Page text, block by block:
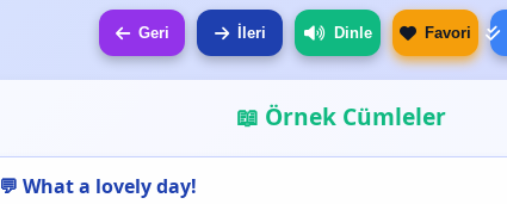
Geri İleri Dinle Favori
📖 Örnek Cümleler
💬 What a lovely day!